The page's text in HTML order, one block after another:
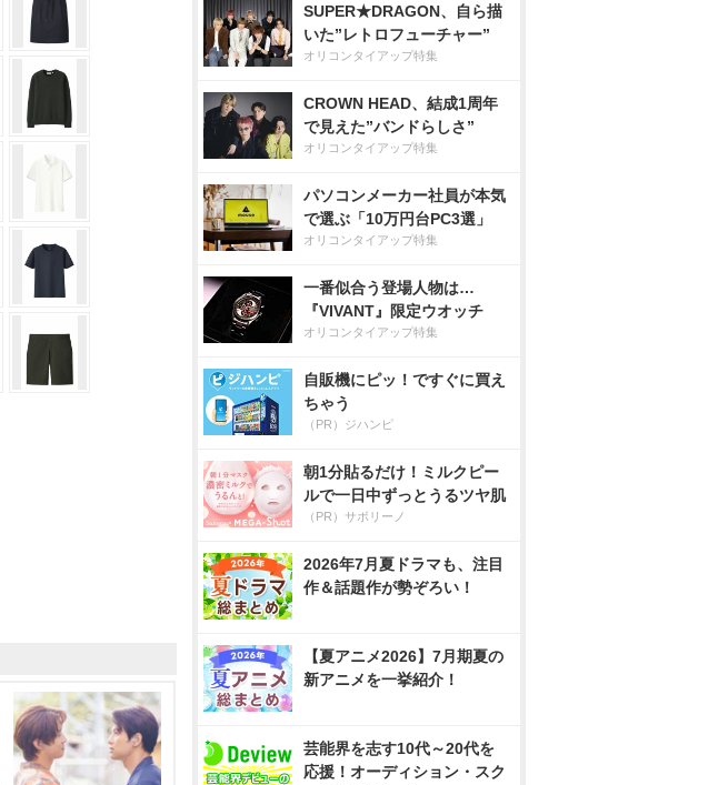
SUPER★DRAGON、自ら描
いた”レトロフューチャー”
オリコンタイアップ特集
CROWN HEAD、結成1周年
で見えた”バンドらしさ”
オリコンタイアップ特集
パソコンメーカー社員が本気
で選ぶ「10万円台PC3選」
オリコンタイアップ特集
一番似合う登場人物は…
『VIVANT』限定ウオッチ
オリコンタイアップ特集
自販機にピッ！ですぐに買え
ちゃう
（PR）ジハンピ
朝1分貼るだけ！ミルクピー
ルで一日中ずっとうるツヤ肌
（PR）サボリーノ
2026年7月夏ドラマも、注目
作＆話題作が勢ぞろい！
【夏アニメ2026】7月期夏の
新アニメを一挙紹介！
芸能界を志す10代～20代を
応援！オーディション・スク